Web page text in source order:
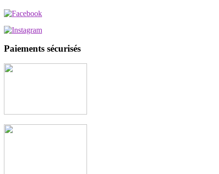
Paiements sécurisés